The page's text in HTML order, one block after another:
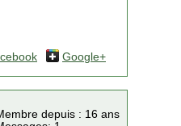
Google+
depuis : 16 ans